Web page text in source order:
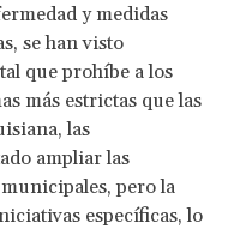
y medidas
se han visto
que prohíbe a los
más estrictas que las
las
ampliar las
pero la
específicas, lo